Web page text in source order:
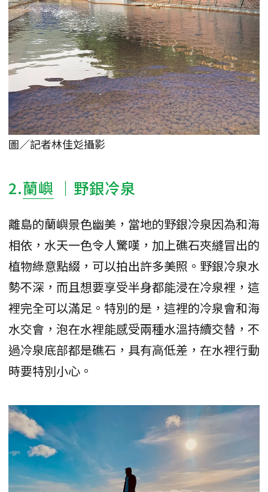
圖／記者林佳彣攝影
2.蘭嶼 ｜野銀冷泉
離島的蘭嶼景色幽美，當地的野銀冷泉因為和海
相依，水天一色令人驚嘆，加上礁石夾縫冒出的
植物綠意點綴，可以拍出許多美照。野銀冷泉水
勢不深，而且想要享受半身都能浸在冷泉裡，這
裡完全可以滿足。特別的是，這裡的冷泉會和海
水交會，泡在水裡能感受兩種水溫持續交替，不
過冷泉底部都是礁石，具有高低差，在水裡行動
時要特別小心。